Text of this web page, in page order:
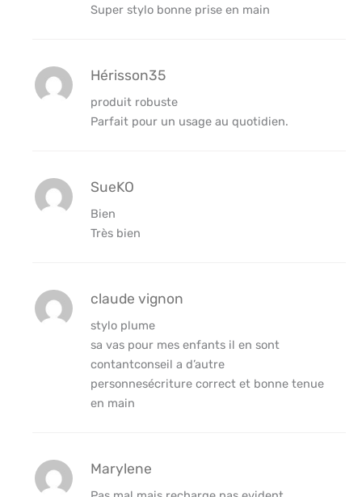
Super stylo bonne prise en main
Hérisson35
produit robuste
Parfait pour un usage au quotidien.
SueKO
Bien
Très bien
claude vignon
stylo plume
sa vas pour mes enfants il en sont
contantconseil a d’autre
personnesécriture correct et bonne tenue
en main
Marylene